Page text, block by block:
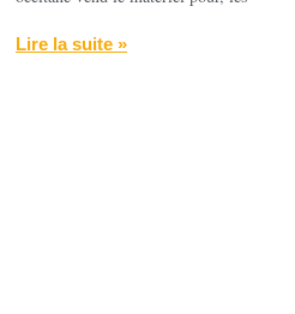
Lire la suite »